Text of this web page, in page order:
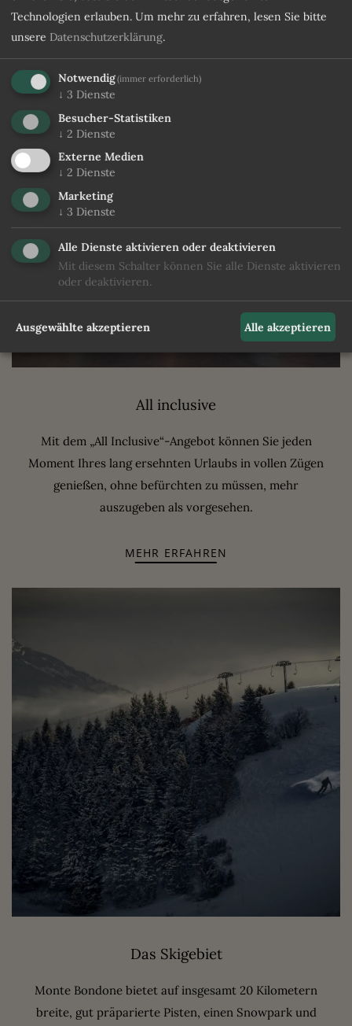
MEHR ERFAHREN
All inclusive
Mit dem „All Inclusive“-Angebot können Sie jeden
Moment Ihres lang ersehnten Urlaubs in vollen Zügen
genießen, ohne befürchten zu müssen, mehr
auszugeben als vorgesehen.
MEHR ERFAHREN
Das Skigebiet
Monte Bondone bietet auf insgesamt 20 Kilometern
breite, gut präparierte Pisten, einen Snowpark und
Technologien erlauben. Um mehr zu erfahren, lesen Sie bitte
unsere Datenschutzerklärung.
Notwendig(immer erforderlich)
↓ 3 Dienste
Besucher-Statistiken
↓ 2 Dienste
Externe Medien
↓ 2 Dienste
Marketing
↓ 3 Dienste
Alle Dienste aktivieren oder deaktivieren
Mit diesem Schalter können Sie alle Dienste aktivieren
oder deaktivieren.
Ausgewählte akzeptieren Alle akzeptieren